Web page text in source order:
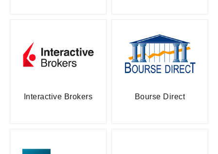
Interactive Brokers Bourse Direct